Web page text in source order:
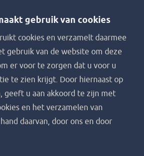
gebruik van cookies
cookies en verzamelt daarmee
gebruik van de website om deze
er voor te zorgen dat u voor u
te zien krijgt. Door hiernaast op
geeft u aan akkoord te zijn met
en het verzamelen van
daarvan, door ons en door